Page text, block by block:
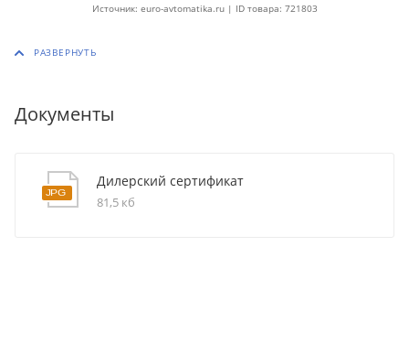
Источник: euro-avtomatika.ru | ID товара: 721803
Документы
Дилерский сертификат
81,5 кб